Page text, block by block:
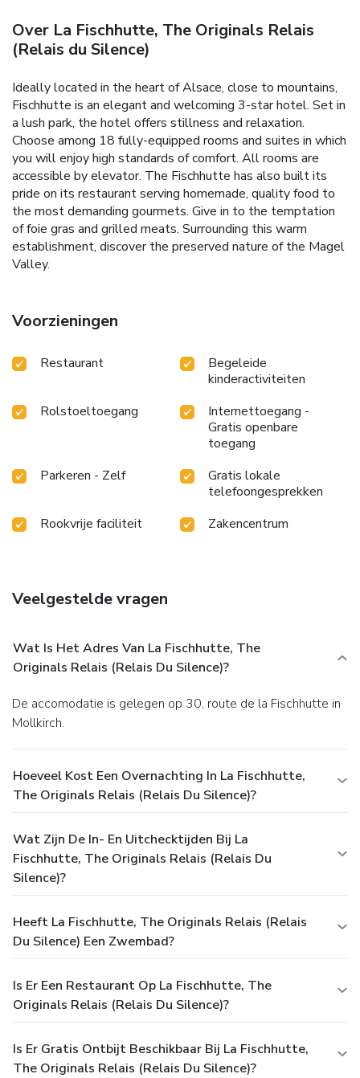
Over La Fischhutte, The Originals Relais
(Relais du Silence)
Ideally located in the heart of Alsace, close to mountains,
Fischhutte is an elegant and welcoming 3-star hotel. Set in
a lush park, the hotel offers stillness and relaxation.
Choose among 18 fully-equipped rooms and suites in which
you will enjoy high standards of comfort. All rooms are
accessible by elevator. The Fischhutte has also built its
pride on its restaurant serving homemade, quality food to
the most demanding gourmets. Give in to the temptation
of foie gras and grilled meats. Surrounding this warm
establishment, discover the preserved nature of the Magel
Valley.
Voorzieningen
Restaurant
Begeleide
kinderactiviteiten
Rolstoeltoegang
Internettoegang -
Gratis openbare
toegang
Parkeren - Zelf
Gratis lokale
telefoongesprekken
Rookvrije faciliteit
Zakencentrum
Veelgestelde vragen
Wat Is Het Adres Van La Fischhutte, The
Originals Relais (Relais Du Silence)?
De accomodatie is gelegen op 30, route de la Fischhutte in
Mollkirch.
Hoeveel Kost Een Overnachting In La Fischhutte,
The Originals Relais (Relais Du Silence)?
Wat Zijn De In- En Uitchecktijden Bij La
Fischhutte, The Originals Relais (Relais Du
Silence)?
Heeft La Fischhutte, The Originals Relais (Relais
Du Silence) Een Zwembad?
Is Er Een Restaurant Op La Fischhutte, The
Originals Relais (Relais Du Silence)?
Is Er Gratis Ontbijt Beschikbaar Bij La Fischhutte,
The Originals Relais (Relais Du Silence)?